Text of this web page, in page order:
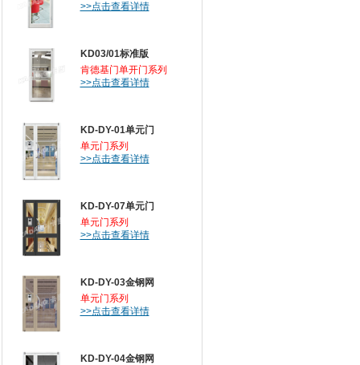
>>点击查看详情
KD03/01标准版
肯德基门单开门系列
>>点击查看详情
KD-DY-01单元门
单元门系列
>>点击查看详情
KD-DY-07单元门
单元门系列
>>点击查看详情
KD-DY-03金钢网
单元门系列
>>点击查看详情
KD-DY-04金钢网